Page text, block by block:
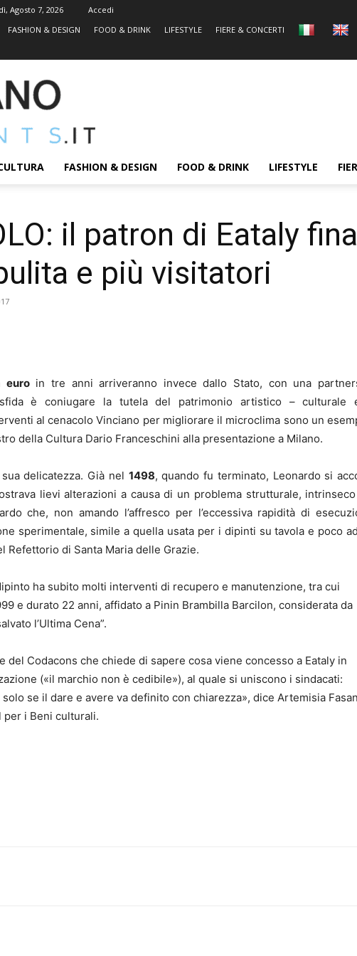
Agosto 7, 2026
Accedi
FASHION & DESIGN FOOD & DRINK LIFESTYLE FIERE & CONCERTI
MILANOEVENTS.IT
|
2.0
ed
Eventi
FASHION & DESIGN FOOD & DRINK LIFESTYLE
il patron di Eataly
e più visitatori
euroin tre anni arriveranno invece dallo Stato, con una
sfida è coniugare la tutela del patrimonio artistico – culturale
al cenacolo Vinciano per migliorare il microclima sono un
della Cultura Dario Franceschini alla presentazione a Milano.
delicatezza. Già nel 1498, quando fu terminato, Leonardo si
lievi alterazioni a causa di un problema strutturale,
che, non amando l’affresco per l’eccessiva rapidità di
sperimentale, simile a quella usata per i dipinti su tavola e poco
Refettorio di Santa Maria delle Grazie.
ha subito molti interventi di recupero e manutenzione, tra cui
e durato 22 anni, affidato a Pinin Brambilla Barcilon, considerata da
l’Ultima Cena”.
del Codacons che chiede di sapere cosa viene concesso a Eataly in
(«il marchio non è cedibile»), al quale si uniscono i sindacati:
se il dare e avere va definito con chiarezza», dice Artemisia
per i Beni culturali.